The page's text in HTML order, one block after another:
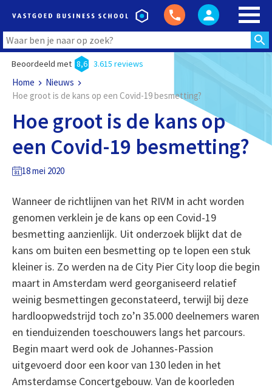
Beoordeeld met 8,6 3.615 reviews
Home
Nieuws
Hoe groot is de kans op een Covid-19 besmetting?
Hoe groot is de kans op
een Covid-19 besmetting?
18 mei 2020
Wanneer de richtlijnen van het RIVM in acht worden
genomen verklein je de kans op een Covid-19
besmetting aanzienlijk. Uit onderzoek blijkt dat de
kans om buiten een besmetting op te lopen een stuk
kleiner is. Zo werden na de City Pier City loop die begin
maart in Amsterdam werd georganiseerd relatief
weinig besmettingen geconstateerd, terwijl bij deze
hardloopwedstrijd toch zo’n 35.000 deelnemers waren
en tienduizenden toeschouwers langs het parcours.
Begin maart werd ook de Johannes-Passion
uitgevoerd door een koor van 130 leden in het
Amsterdamse Concertgebouw. Van de koorleden